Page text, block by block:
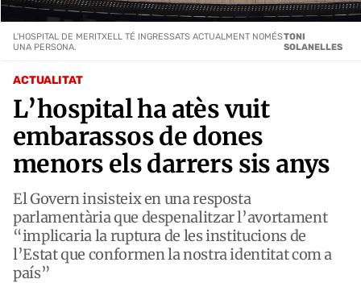
ACTUALITAT
L’hospital ha atès vuit
embarassos de dones
menors els darrers sis anys
El Govern insisteix en una resposta
parlamentària que despenalitzar l’avortament
“implicaria la ruptura de les institucions de
l’Estat que conformen la nostra identitat com a
país”
L'HOSPITAL DE MERITXELL TÉ INGRESSATS ACTUALMENT NOMÉS
UNA PERSONA.
TONI
SOLANELLES